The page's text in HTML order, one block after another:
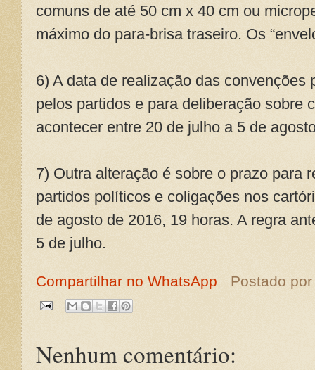
comuns de até 50 cm x 40 cm ou
máximo do para-brisa traseiro. Os
6) A data de realização das convenções
pelos partidos e para deliberação sobre
acontecer entre 20 de julho a 5 de
7) Outra alteração é sobre o prazo para
partidos políticos e coligações nos
de agosto de 2016, 19 horas. A regra
5 de julho.
Compartilhar no WhatsApp Postado
Nenhum comentário: